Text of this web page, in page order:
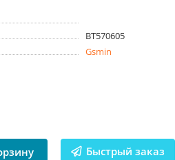
BT570605
Gsmin
Быстрый заказ